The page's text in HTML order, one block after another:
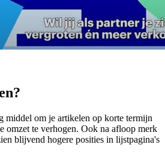
middel om je artikelen op korte termijn
omzet te verhogen. Ook na afloop merk
blijvend hogere posities in lijstpagina's